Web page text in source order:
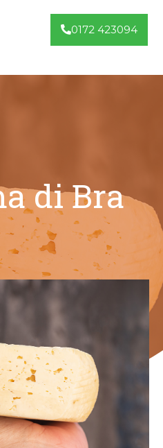
0172 423094
di Bra